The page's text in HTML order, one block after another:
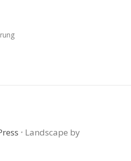
· Landscape by